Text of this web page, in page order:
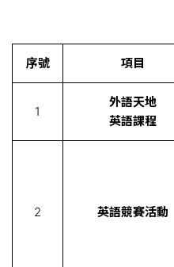
序號 項目
1
外語天地
英語課程
2 英語競賽活動